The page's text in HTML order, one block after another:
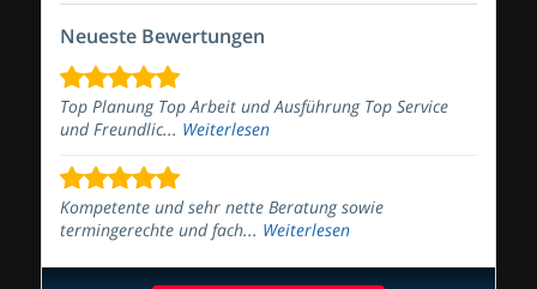
Neueste Bewertungen
Top Planung Top Arbeit und Ausführung Top Service
und Freundlic... Weiterlesen
Kompetente und sehr nette Beratung sowie
termingerechte und fach... Weiterlesen